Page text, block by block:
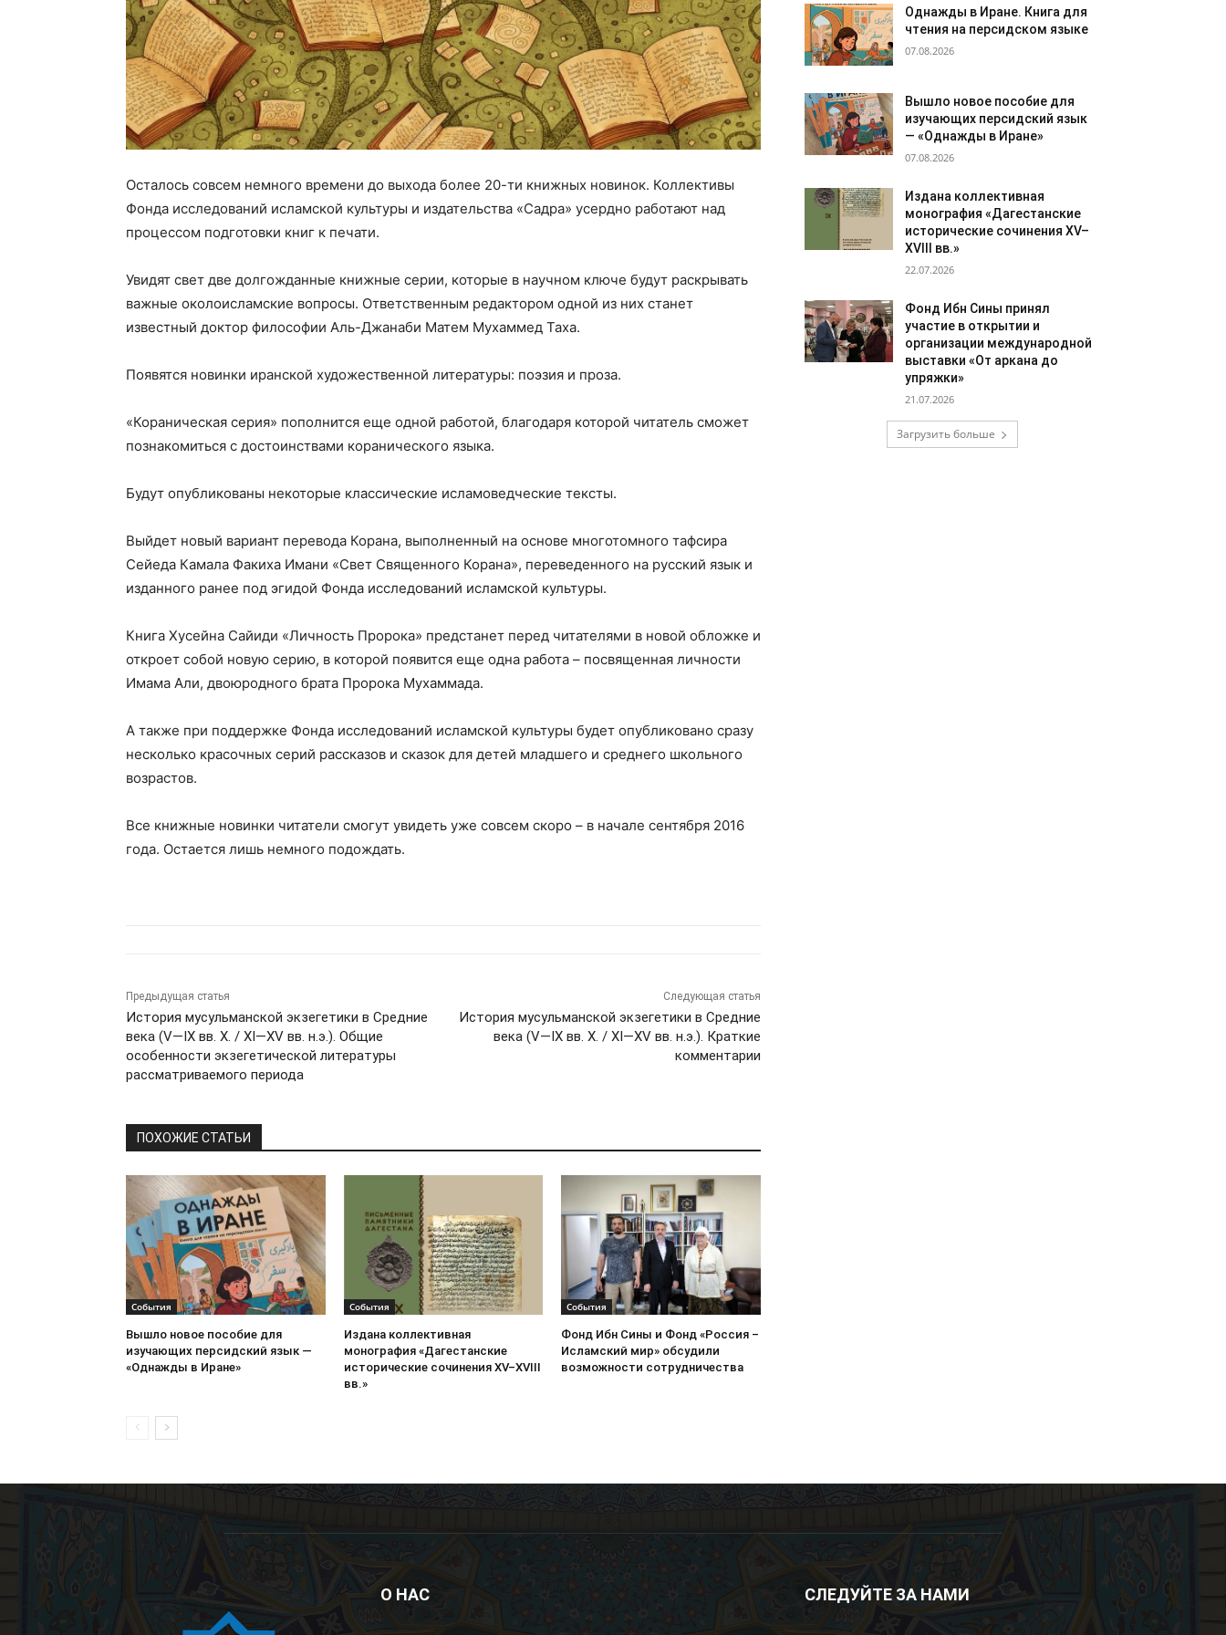
Осталось совсем немного времени до выхода более 20-ти книжных новинок. Коллективы
Фонда исследований исламской культуры и издательства «Садра» усердно работают над
процессом подготовки книг к печати.
Увидят свет две долгожданные книжные серии, которые в научном ключе будут раскрывать
важные околоисламские вопросы. Ответственным редактором одной из них станет
известный доктор философии Аль-Джанаби Матем Мухаммед Таха.
Появятся новинки иранской художественной литературы: поэзия и проза.
«Кораническая серия» пополнится еще одной работой, благодаря которой читатель сможет
познакомиться с достоинствами коранического языка.
Будут опубликованы некоторые классические исламоведческие тексты.
Выйдет новый вариант перевода Корана, выполненный на основе многотомного тафсира
Сейеда Камала Факиха Имани «Свет Священного Корана», переведенного на русский язык и
изданного ранее под эгидой Фонда исследований исламской культуры.
Книга Хусейна Сайиди «Личность Пророка» предстанет перед читателями в новой обложке и
откроет собой новую серию, в которой появится еще одна работа – посвященная личности
Имама Али, двоюродного брата Пророка Мухаммада.
А также при поддержке Фонда исследований исламской культуры будет опубликовано сразу
несколько красочных серий рассказов и сказок для детей младшего и среднего школьного
возрастов.
Все книжные новинки читатели смогут увидеть уже совсем скоро – в начале сентября 2016
года. Остается лишь немного подождать.
Предыдущая статья
История мусульманской экзегетики в Средние
века (V—IX вв. Х. / XI—XV вв. н.э.). Общие
особенности экзегетической литературы
рассматриваемого периода
Следующая статья
История мусульманской экзегетики в Средние
века (V—IX вв. Х. / XI—XV вв. н.э.). Краткие
комментарии
ПОХОЖИЕ СТАТЬИ
События
Вышло новое пособие для
изучающих персидский язык —
«Однажды в Иране»
События
Издана коллективная
монография «Дагестанские
исторические сочинения XV–XVIII
вв.»
События
Фонд Ибн Сины и Фонд «Россия –
Исламский мир» обсудили
возможности сотрудничества
Однажды в Иране. Книга для
чтения на персидском языке
07.08.2026
Вышло новое пособие для
изучающих персидский язык
— «Однажды в Иране»
07.08.2026
Издана коллективная
монография «Дагестанские
исторические сочинения XV–
XVIII вв.»
22.07.2026
Фонд Ибн Сины принял
участие в открытии и
организации международной
выставки «От аркана до
упряжки»
21.07.2026
Загрузить больше
О НАС СЛЕДУЙТЕ ЗА НАМИ